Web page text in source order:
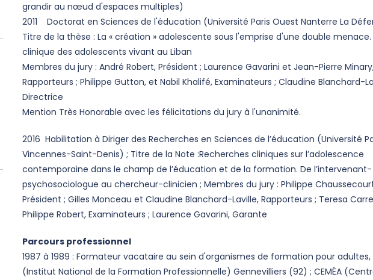
grandir au nœud d'espaces multiples)
2011 Doctorat en Sciences de l'éducation (Université Paris Ouest Nanterre La
Titre de la thèse : La « création » adolescente sous l'emprise d'une double menace.
clinique des adolescents vivant au Liban
Membres du jury : André Robert, Président ; Laurence Gavarini et Jean-Pierre
Rapporteurs ; Philippe Gutton, et Nabil Khalifé, Examinateurs ; Claudine Blanchard-
Directrice
Mention Très Honorable avec les félicitations du jury à l'unanimité.
2016 Habilitation à Diriger des Recherches en Sciences de l’éducation (Université
Vincennes-Saint-Denis) ; Titre de la Note :Recherches cliniques sur l’adolescence
contemporaine dans le champ de l’éducation et de la formation. De l’intervenant-
psychosociologue au chercheur-clinicien ; Membres du jury : Philippe
Président ; Gilles Monceau et Claudine Blanchard-Laville, Rapporteurs ; Teresa
Philippe Robert, Examinateurs ; Laurence Gavarini, Garante
Parcours professionnel
1987 à 1989 : Formateur vacataire au sein d'organismes de formation pour adultes,
(Institut National de la Formation Professionnelle) Gennevilliers (92) ; CEMÉA